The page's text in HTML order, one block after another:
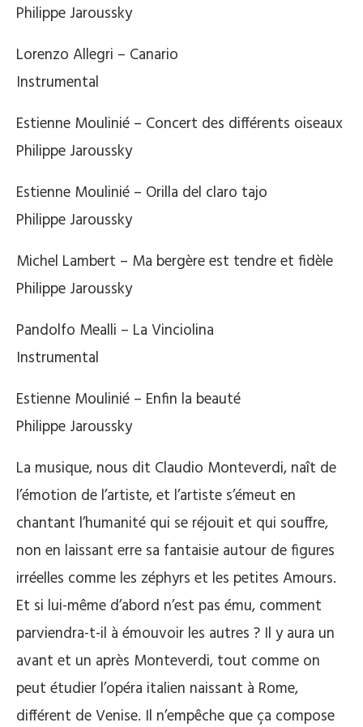
Philippe Jaroussky
Lorenzo Allegri – Canario
Instrumental
Estienne Moulinié – Concert des différents oiseaux
Philippe Jaroussky
Estienne Moulinié – Orilla del claro tajo
Philippe Jaroussky
Michel Lambert – Ma bergère est tendre et fidèle
Philippe Jaroussky
Pandolfo Mealli – La Vinciolina
Instrumental
Estienne Moulinié – Enfin la beauté
Philippe Jaroussky
La musique, nous dit Claudio Monteverdi, naît de
l’émotion de l’artiste, et l’artiste s’émeut en
chantant l’humanité qui se réjouit et qui souffre,
non en laissant erre sa fantaisie autour de figures
irréelles comme les zéphyrs et les petites Amours.
Et si lui-même d’abord n’est pas ému, comment
parviendra-t-il à émouvoir les autres ? Il y aura un
avant et un après Monteverdi, tout comme on
peut étudier l’opéra italien naissant à Rome,
différent de Venise. Il n’empêche que ça compose